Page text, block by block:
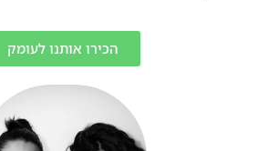
הכירו אותנו לעומק